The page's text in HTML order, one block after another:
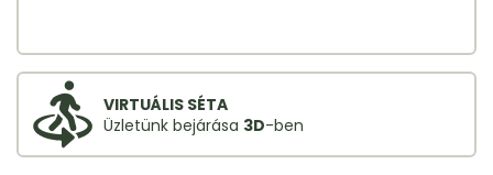
VIRTUÁLIS SÉTA
Üzletünk bejárása 3D-ben